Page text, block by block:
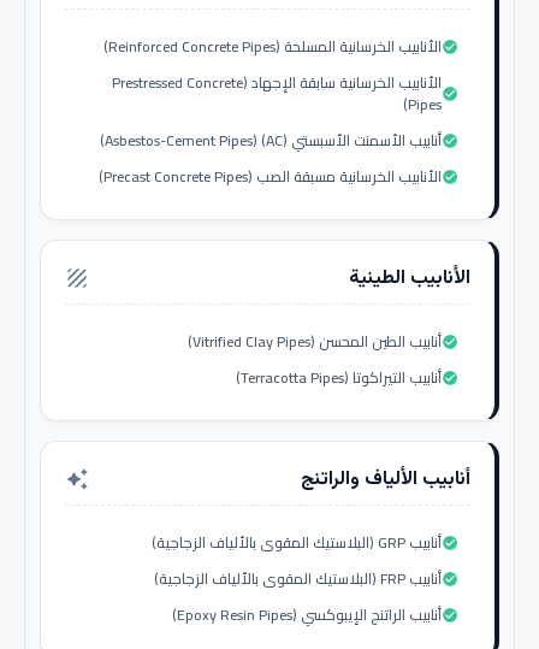
الأنابيب الخرسانية المسلحة (Reinforced Concrete Pipes)check_circle
الأنابيب الخرسانية سابقة الإجهاد (Prestressed Concrete
Pipes)check_circle
أنابيب الأسمنت الأسبستي (AC) (Asbestos-Cement Pipes)check_circle
الأنابيب الخرسانية مسبقة الصب (Precast Concrete Pipes)check_circle
الأنابيب الطينية texture
أنابيب الطين المحسن (Vitrified Clay Pipes)check_circle
أنابيب التيراكوتا (Terracotta Pipes)check_circle
أنابيب الألياف والراتنج auto_awesome
أنابيب GRP (البلاستيك المقوى بالألياف الزجاجية)check_circle
أنابيب FRP (البلاستيك المقوى بالألياف الزجاجية)check_circle
أنابيب الراتنج الإيبوكسي (Epoxy Resin Pipes)check_circle